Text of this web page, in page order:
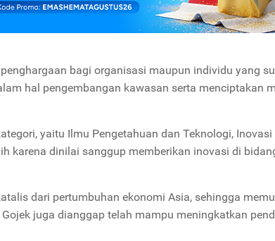
bagi organisasi maupun individu yang
hal pengembangan kawasan serta menciptakan
yaitu Ilmu Pengetahuan dan Teknologi,
karena dinilai sanggup memberikan inovasi di
dari pertumbuhan ekonomi Asia, sehingga
juga dianggap telah mampu meningkatkan